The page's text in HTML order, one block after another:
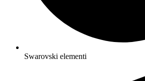
Swarovski elementi